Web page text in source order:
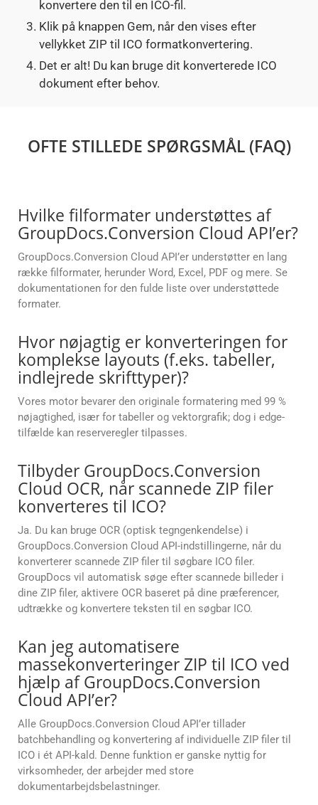
konvertere den til en ICO-fil.
Klik på knappen Gem, når den vises efter
vellykket ZIP til ICO formatkonvertering.
Det er alt! Du kan bruge dit konverterede ICO
dokument efter behov.
OFTE STILLEDE SPØRGSMÅL (FAQ)
Hvilke filformater understøttes af
GroupDocs.Conversion Cloud API’er?
GroupDocs.Conversion Cloud API’er understøtter en lang
række filformater, herunder Word, Excel, PDF og mere. Se
dokumentationen for den fulde liste over understøttede
formater.
Hvor nøjagtig er konverteringen for
komplekse layouts (f.eks. tabeller,
indlejrede skrifttyper)?
Vores motor bevarer den originale formatering med 99 %
nøjagtighed, især for tabeller og vektorgrafik; dog i edge-
tilfælde kan reserveregler tilpasses.
Tilbyder GroupDocs.Conversion
Cloud OCR, når scannede ZIP filer
konverteres til ICO?
Ja. Du kan bruge OCR (optisk tegngenkendelse) i
GroupDocs.Conversion Cloud API-indstillingerne, når du
konverterer scannede ZIP filer til søgbare ICO filer.
GroupDocs vil automatisk søge efter scannede billeder i
dine ZIP filer, aktivere OCR baseret på dine præferencer,
udtrække og konvertere teksten til en søgbar ICO.
Kan jeg automatisere
massekonverteringer ZIP til ICO ved
hjælp af GroupDocs.Conversion
Cloud API’er?
Alle GroupDocs.Conversion Cloud API’er tillader
batchbehandling og konvertering af individuelle ZIP filer til
ICO i ét API-kald. Denne funktion er ganske nyttig for
virksomheder, der arbejder med store
dokumentarbejdsbelastninger.